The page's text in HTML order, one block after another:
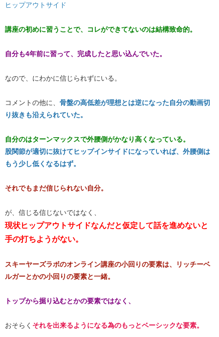
ヒップアウトサイド
講座の初めに習うことで、コレができてないのは結構致命的。
自分も4年前に習って、完成したと思い込んでいた。
なので、にわかに信じられずにいる。
コメントの他に、 骨盤の高低差が理想とは逆になった自分の動画切
り抜きも沿えられていた。
自分のはターンマックスで外腰側がかなり高くなっている。
股関節が適切に抜けてヒップインサイドになっていれば、外腰側は
もう少し低くなるはず。
それでもまだ信じられない自分。
が、信じる信じないではなく、
現状ヒップアウトサイドなんだと仮定して話を進めないと
手の打ちようがない。​
スキーヤーズラボのオンライン講座の小回りの要素は、リッチーベ
ルガーとかの小回りの要素と一緒。
トップから掘り込むとかの要素ではなく、
おそらく それを出来るようになる為のもっとベーシックな要素。